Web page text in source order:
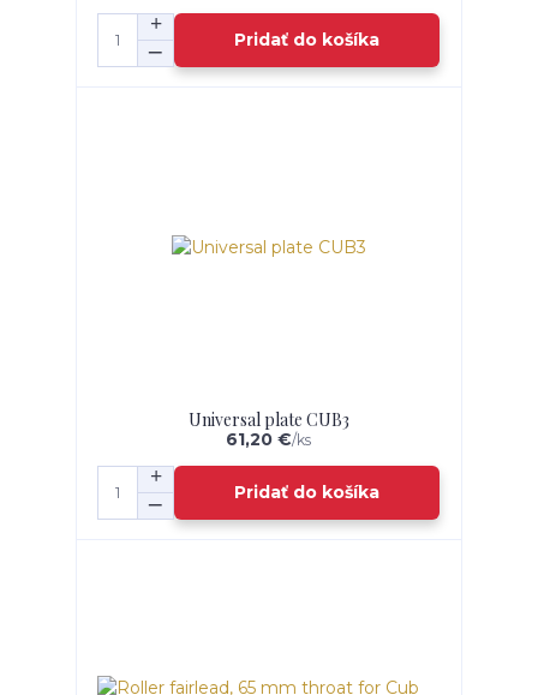
Pridať do košíka
Universal plate CUB3
61,20 €/ks
Pridať do košíka